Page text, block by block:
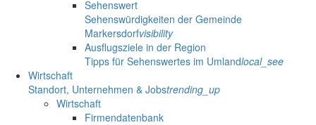
Sehenswert
Sehenswürdigkeiten der Gemeinde
Markersdorfvisibility
Ausflugsziele in der Region
Tipps für Sehenswertes im Umlandlocal_see
Wirtschaft
Standort, Unternehmen & Jobstrending_up
Wirtschaft
Firmendatenbank